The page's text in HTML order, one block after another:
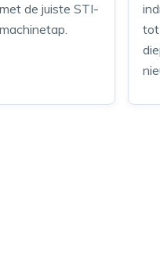
met de juiste STI-
machinetap.